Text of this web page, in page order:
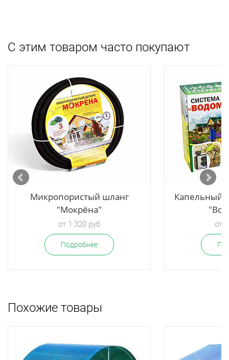
С этим товаром часто покупают
Микропористый шланг
"Мокрёна"
от 1 320 руб
Подробнее
Капельный
от
Похожие товары